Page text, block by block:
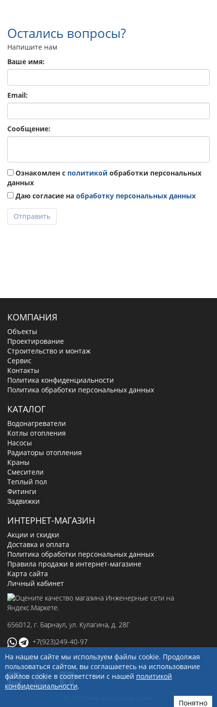
Остались вопросы?
Напишите нам
Ваше имя:
Email:
Сообщение:
Ознакомлен с политикой обработки персональных
данных
Даю согласие на обработку персональных данных
Отправить
КОМПАНИЯ
Объекты
Проектирование
Строительство и монтаж
Сервис
Контакты
Политика конфиденциальности
Политика обработки персональных данных
КАТАЛОГ
Водонагреватели
Котлы отопления
Насосы
Радиаторы отопления
Краны
Смесители
Теплый пол
Фитинги
Задвижки
ИНТЕРНЕТ-МАГАЗИН
Акции и скидки
Доставка и оплата
Политика обработки персональных данных
Правила продажи в интернет-магазине
Карта сайта
Личный кабинет
656012, г. Барнаул, ул. Кулагина, д. 28Г
+7(923)249-40-97
sale@ingenerseti.ru
На нашем сайте мы используем файлы cookie. Продолжая
пользоваться сайтом, вы соглашаетесь на использование
файлов cookie в соответствии с нашей политикой
конфиденциальности.
Понятно